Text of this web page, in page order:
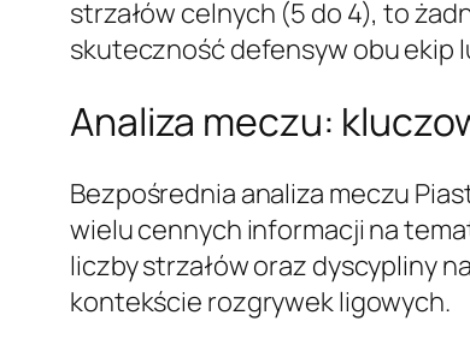
strzałów celnych (5 do 4), to
skuteczność defensyw obu ekip
Analiza meczu:
Bezpośrednia analiza meczu
wielu cennych informacji na
liczby strzałów oraz dyscypliny
kontekście rozgrywek ligowych.